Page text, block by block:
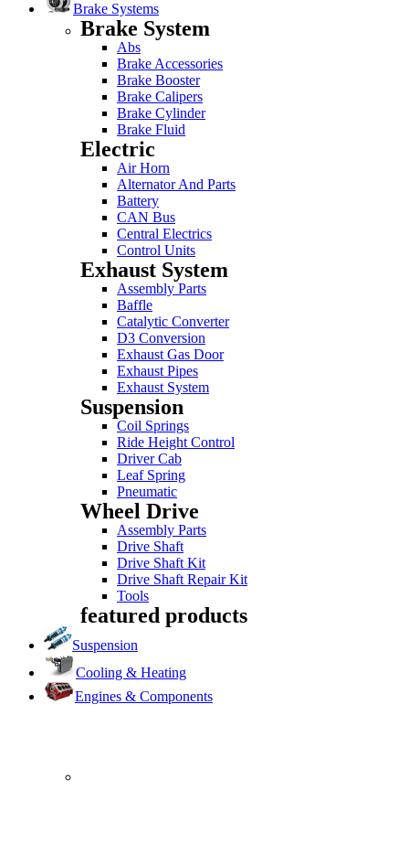
Brake Systems
Brake System
Abs
Brake Accessories
Brake Booster
Brake Calipers
Brake Cylinder
Brake Fluid
Electric
Air Horn
Alternator And Parts
Battery
CAN Bus
Central Electrics
Control Units
Exhaust System
Assembly Parts
Baffle
Catalytic Converter
D3 Conversion
Exhaust Gas Door
Exhaust Pipes
Exhaust System
Suspension
Coil Springs
Ride Height Control
Driver Cab
Leaf Spring
Pneumatic
Wheel Drive
Assembly Parts
Drive Shaft
Drive Shaft Kit
Drive Shaft Repair Kit
Tools
featured products
Suspension
Cooling & Heating
Engines & Components